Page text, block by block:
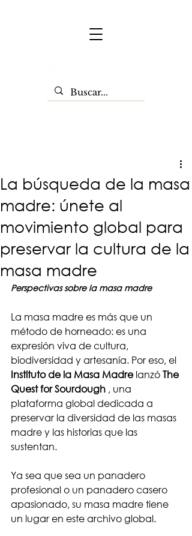
La búsqueda de la masa
madre: únete al
movimiento global para
preservar la cultura de la
masa madre
Perspectivas sobre la masa madre
La masa madre es más que un
método de horneado: es una
expresión viva de cultura,
biodiversidad y artesanía. Por eso, el
Instituto de la Masa Madre lanzó The
Quest for Sourdough , una
plataforma global dedicada a
preservar la diversidad de las masas
madre y las historias que las
sustentan.
Ya sea que sea un panadero
profesional o un panadero casero
apasionado, su masa madre tiene
un lugar en este archivo global.